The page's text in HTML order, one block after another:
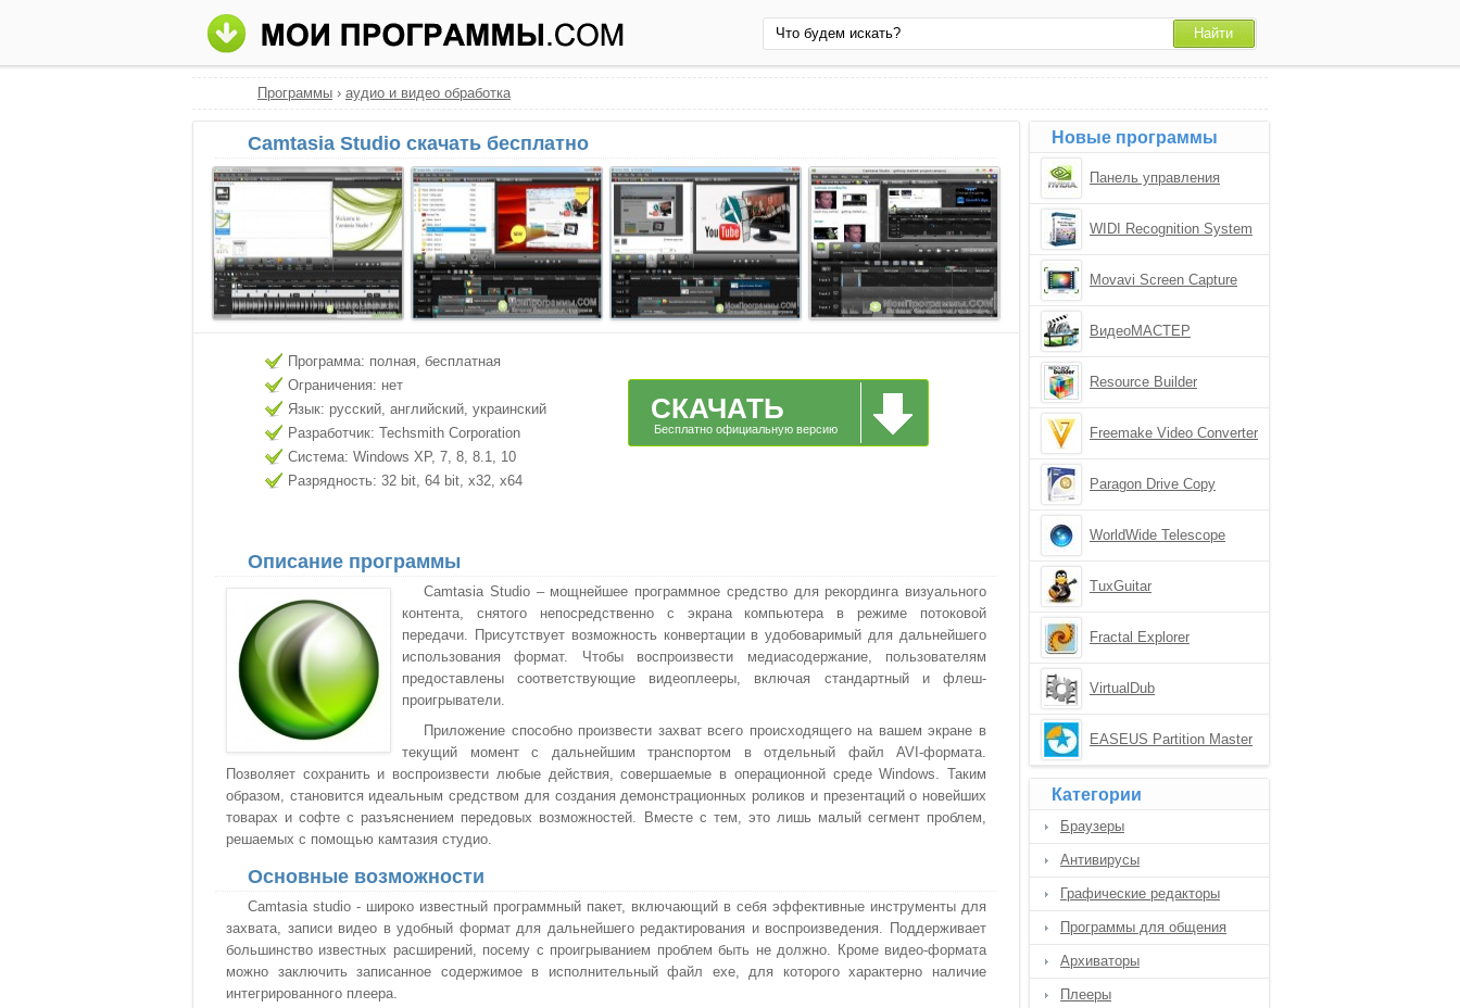
Программы › аудио и видео обработка
Camtasia Studio скачать бесплатно
Программа: полная, бесплатная
Ограничения: нет
Язык: русский, английский, украинский
Разработчик: Techsmith Corporation
Система: Windows XP, 7, 8, 8.1, 10
Разрядность: 32 bit, 64 bit, x32, x64
СКАЧАТЬ
Бесплатно официальную версию
Описание программы
Camtasia Studio – мощнейшее программное средство для рекординга визуального
контента, снятого непосредственно с экрана компьютера в режиме потоковой
передачи. Присутствует возможность конвертации в удобоваримый для дальнейшего
использования формат. Чтобы воспроизвести медиасодержание, пользователям
предоставлены соответствующие видеоплееры, включая стандартный и флеш-
проигрыватели.
Приложение способно произвести захват всего происходящего на вашем экране в
текущий момент с дальнейшим транспортом в отдельный файл AVI-формата.
Позволяет сохранить и воспроизвести любые действия, совершаемые в операционной среде Windows. Таким
образом, становится идеальным средством для создания демонстрационных роликов и презентаций о новейших
товарах и софте с разъяснением передовых возможностей. Вместе с тем, это лишь малый сегмент проблем,
решаемых с помощью камтазия студио.
Основные возможности
Camtasia studio - широко известный программный пакет, включающий в себя эффективные инструменты для
захвата, записи видео в удобный формат для дальнейшего редактирования и воспроизведения. Поддерживает
большинство известных расширений, посему с проигрыванием проблем быть не должно. Кроме видео-формата
можно заключить записанное содержимое в исполнительный файл exe, для которого характерно наличие
интегрированного плеера.
Новые программы
Панель управления
WIDI Recognition System
Movavi Screen Capture
ВидеоМАСТЕР
Resource Builder
Freemake Video Converter
Paragon Drive Copy
WorldWide Telescope
TuxGuitar
Fractal Explorer
VirtualDub
EASEUS Partition Master
Категории
Браузеры
Антивирусы
Графические редакторы
Программы для общения
Архиваторы
Плееры